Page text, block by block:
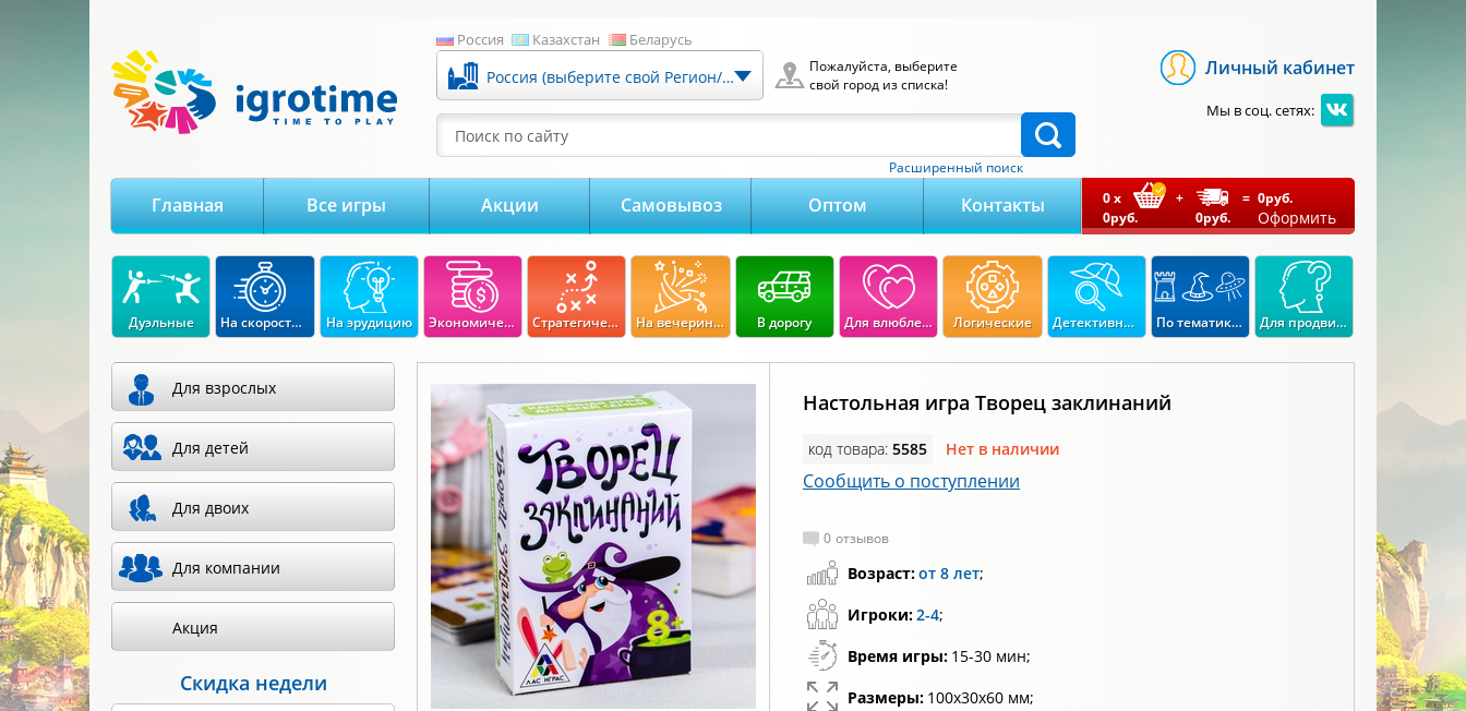
Россия Казахстан Беларусь
Россия (выберите свой Регион/Город)
Пожалуйста, выберите
свой город из списка!
Поиск по сайту
Расширенный поиск
Личный кабинет
Мы в соц. сетях:
Главная Все игры Акции Самовывоз Оптом Контакты 0x
0руб.
+
0руб.
= 0руб.
Оформить
Дуэльные На скорость реакции На эрудицию Экономические Стратегические На вечеринку В дорогу Для влюбленных Логические Детективные По тематикам Для продвинутых
Настольная игра Творец заклинаний
код товара: 5585 Нет в наличии
Сообщить о поступлении
0 отзывов
Возраст:от 8 лет;
Игроки:2-4;
Время игры: 15-30 мин;
Размеры: 100х30х60 мм;
Для взрослых
Для детей
Для двоих
Для компании
Акция
Скидка недели